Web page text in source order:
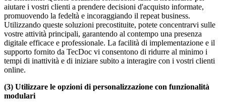
aiutare i vostri clienti a prendere decisioni d'acquisto informate,
promuovendo la fedeltà e incoraggiando il repeat business.
Utilizzando queste soluzioni precostituite, potete concentrarvi sulle
vostre attività principali, garantendo al contempo una presenza
digitale efficace e professionale. La facilità di implementazione e il
supporto fornito da TecDoc vi consentono di ridurre al minimo i
tempi di inattività e di iniziare subito a interagire con i vostri clienti
online.
(3) Utilizzare le opzioni di personalizzazione con funzionalità
modulari